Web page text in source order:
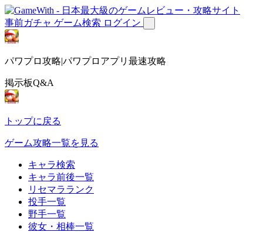
事前ガチャ ゲーム検索 ログイン
パワプロ攻略|パワプロアプリ最速攻略
掲示板Q&A
トップに戻る
ゲーム攻略一覧を見る
キャラ検索
キャラ前後一覧
リセマラランク
投手一覧
野手一覧
彼女・相棒一覧